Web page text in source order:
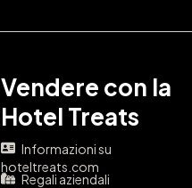
Vendere con la
Hotel Treats
Informazioni su
hoteltreats.com
Regali aziendali